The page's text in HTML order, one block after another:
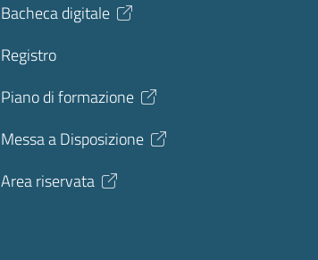
Bacheca digitale
Registro
Piano di formazione
Messa a Disposizione
Area riservata